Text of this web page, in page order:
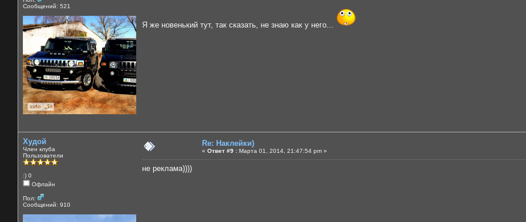
Сообщений: 521
Я же новенький тут, так сказать, не знаю как у него...
Худой
Член клуба
Пользователи
:) 0
Офлайн
Пол:
Сообщений: 910
Re: Наклейки)
« Ответ #9 : Марта 01, 2014, 21:47:54 pm »
не реклама))))